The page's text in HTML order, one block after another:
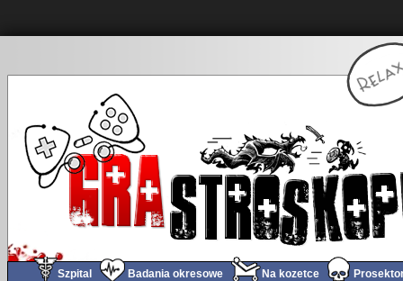
Szpital Badania okresowe Na kozetce